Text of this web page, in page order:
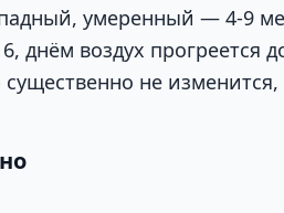
умеренный — 4-9
днём воздух прогреется
не